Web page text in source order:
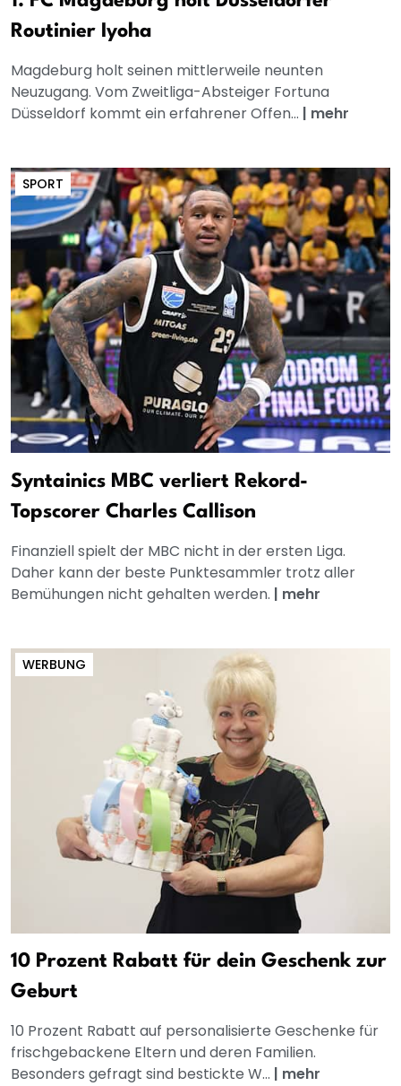
Routinier Iyoha
Magdeburg holt seinen mittlerweile neunten
Neuzugang. Vom Zweitliga-Absteiger Fortuna
Düsseldorf kommt ein erfahrener Offen... | mehr
SPORT
Syntainics MBC verliert Rekord-
Topscorer Charles Callison
Finanziell spielt der MBC nicht in der ersten Liga.
Daher kann der beste Punktesammler trotz aller
Bemühungen nicht gehalten werden. | mehr
WERBUNG
10 Prozent Rabatt für dein Geschenk zur
Geburt
10 Prozent Rabatt auf personalisierte Geschenke für
frischgebackene Eltern und deren Familien.
Besonders gefragt sind bestickte W... | mehr